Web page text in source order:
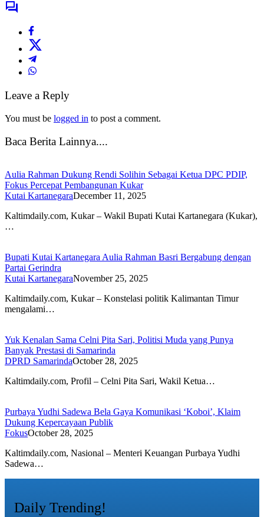
Leave a Reply
You must be logged in to post a comment.
Baca Berita Lainnya....
Aulia Rahman Dukung Rendi Solihin Sebagai Ketua DPC PDIP,
Fokus Percepat Pembangunan Kukar
Kutai KartanegaraDecember 11, 2025
Kaltimdaily.com, Kukar – Wakil Bupati Kutai Kartanegara (Kukar),
…
Bupati Kutai Kartanegara Aulia Rahman Basri Bergabung dengan
Partai Gerindra
Kutai KartanegaraNovember 25, 2025
Kaltimdaily.com, Kukar – Konstelasi politik Kalimantan Timur
mengalami…
Yuk Kenalan Sama Celni Pita Sari, Politisi Muda yang Punya
Banyak Prestasi di Samarinda
DPRD SamarindaOctober 28, 2025
Kaltimdaily.com, Profil – Celni Pita Sari, Wakil Ketua…
Purbaya Yudhi Sadewa Bela Gaya Komunikasi ‘Koboi’, Klaim
Dukung Kepercayaan Publik
FokusOctober 28, 2025
Kaltimdaily.com, Nasional – Menteri Keuangan Purbaya Yudhi
Sadewa…
Daily Trending!